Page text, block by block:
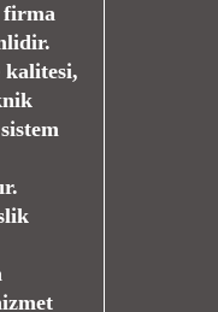
firma
kalitesi,